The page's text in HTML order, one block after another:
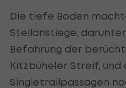
Die tiefe Boden
Steilanstiege,
Befahrung der
Kitzbüheler Streif, und
Singletrailpassagen